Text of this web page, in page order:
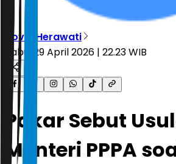
Novia Herawati
Rabu, 29 April 2026 | 22.23 WIB
Pakar Sebut
Menteri PPPA